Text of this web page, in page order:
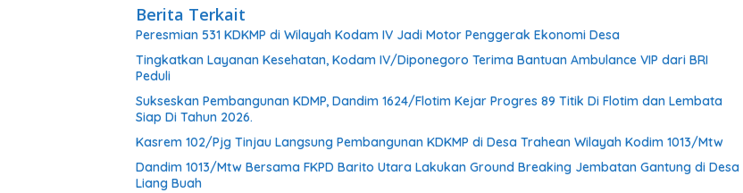
Berita Terkait
Peresmian 531 KDKMP di Wilayah Kodam IV Jadi Motor Penggerak Ekonomi Desa
Tingkatkan Layanan Kesehatan, Kodam IV/Diponegoro Terima Bantuan Ambulance VIP dari BRI
Peduli
Sukseskan Pembangunan KDMP, Dandim 1624/Flotim Kejar Progres 89 Titik Di Flotim dan Lembata
Siap Di Tahun 2026.
Kasrem 102/Pjg Tinjau Langsung Pembangunan KDKMP di Desa Trahean Wilayah Kodim 1013/Mtw
Dandim 1013/Mtw Bersama FKPD Barito Utara Lakukan Ground Breaking Jembatan Gantung di Desa
Liang Buah